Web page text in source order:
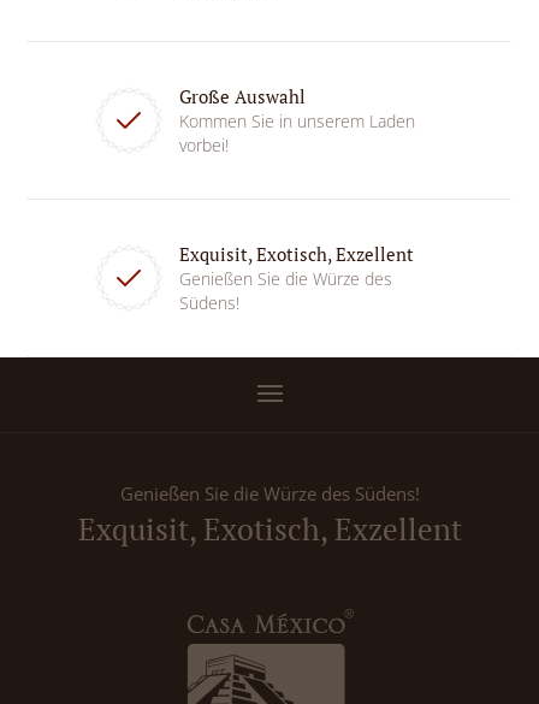
Große Auswahl
Kommen Sie in unserem Laden
vorbei!
Exquisit, Exotisch, Exzellent
Genießen Sie die Würze des
Südens!
Genießen Sie die Würze des Südens!
Exquisit, Exotisch, Exzellent